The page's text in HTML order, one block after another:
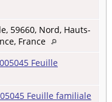
59660, Nord, Hauts-
France
Feuille
Feuille familiale